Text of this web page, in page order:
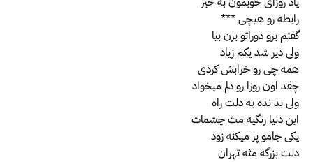
رابطه رو هیچی ***
گفتم برو دوراتو بزن بیا
ولی دیر شد یکم زیاد
همه چی رو خرابش کردی
چقد اون روزا رو دلم میخواد
ولی بد نده به دلت راه
این دنیا رنگیه مث چشمات
یکی جامو پر میکنه زود
دلت بزرگه مثه تهران